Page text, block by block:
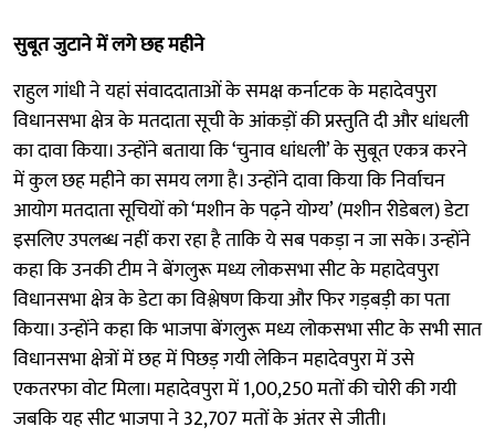
सुबूत जुटाने में लगे छह महीने
राहुल गांधी ने यहां संवाददाताओं के समक्ष कर्नाटक के महादेवपुरा
विधानसभा क्षेत्र के मतदाता सूची के आंकड़ों की प्रस्तुति दी और धांधली
का दावा किया। उन्होंने बताया कि ‘चुनाव धांधली’ के सुबूत एकत्र करने
में कुल छह महीने का समय लगा है। उन्होंने दावा किया कि निर्वाचन
आयोग मतदाता सूचियों को ‘मशीन के पढ़ने योग्य’ (मशीन रीडेबल) डेटा
इसलिए उपलब्ध नहीं करा रहा है ताकि ये सब पकड़ा न जा सके। उन्होंने
कहा कि उनकी टीम ने बेंगलुरू मध्य लोकसभा सीट के महादेवपुरा
विधानसभा क्षेत्र के डेटा का विश्लेषण किया और फिर गड़बड़ी का पता
किया। उन्होंने कहा कि भाजपा बेंगलुरू मध्य लोकसभा सीट के सभी सात
विधानसभा क्षेत्रों में छह में पिछड़ गयी लेकिन महादेवपुरा में उसे
एकतरफा वोट मिला। महादेवपुरा में 1,00,250 मतों की चोरी की गयी
जबकि यह सीट भाजपा ने 32,707 मतों के अंतर से जीती।